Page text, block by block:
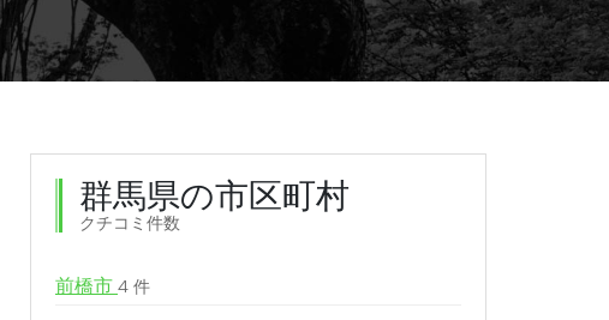
群馬県の市区町村
クチコミ件数
前橋市 4 件